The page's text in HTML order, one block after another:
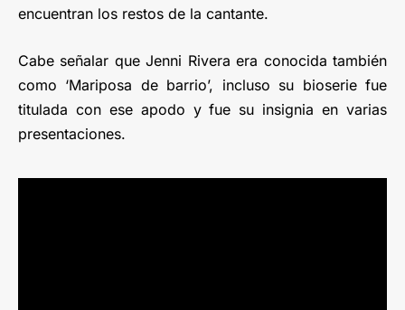
encuentran los restos de la cantante.
Cabe señalar que Jenni Rivera era conocida también
como ‘Mariposa de barrio’, incluso su bioserie fue
titulada con ese apodo y fue su insignia en varias
presentaciones.